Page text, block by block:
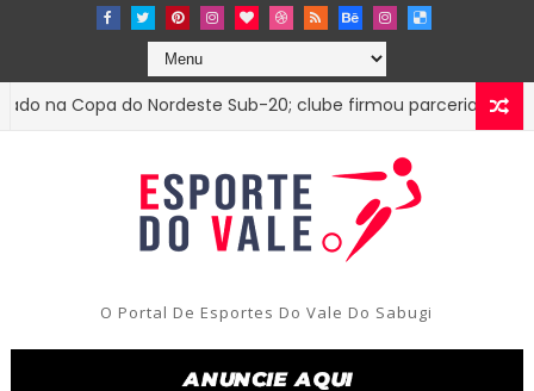
Copa do Nordeste Sub-20; clube firmou parceria com o
O Portal De Esportes Do Vale Do Sabugi